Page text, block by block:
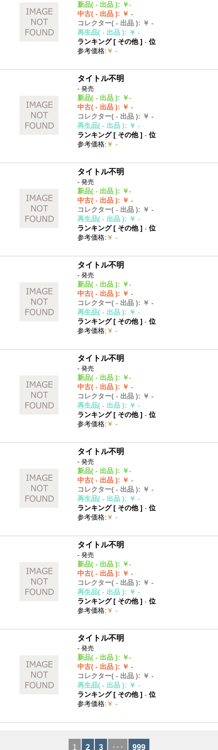
新品( - 出品 ): ￥-
中古( - 出品 ): ￥ -
コレクター( - 出品 ): ￥ -
再生品( - 出品 ): ￥ -
ランキング [ その他]- 位
参考価格: ￥ -
タイトル不明
- 発売
新品( - 出品 ): ￥-
中古( - 出品 ): ￥ -
コレクター( - 出品 ): ￥ -
再生品( - 出品 ): ￥ -
ランキング [ その他]- 位
参考価格: ￥ -
タイトル不明
- 発売
新品( - 出品 ): ￥-
中古( - 出品 ): ￥ -
コレクター( - 出品 ): ￥ -
再生品( - 出品 ): ￥ -
ランキング [ その他]- 位
参考価格: ￥ -
タイトル不明
- 発売
新品( - 出品 ): ￥-
中古( - 出品 ): ￥ -
コレクター( - 出品 ): ￥ -
再生品( - 出品 ): ￥ -
ランキング [ その他]- 位
参考価格: ￥ -
タイトル不明
- 発売
新品( - 出品 ): ￥-
中古( - 出品 ): ￥ -
コレクター( - 出品 ): ￥ -
再生品( - 出品 ): ￥ -
ランキング [ その他]- 位
参考価格: ￥ -
タイトル不明
- 発売
新品( - 出品 ): ￥-
中古( - 出品 ): ￥ -
コレクター( - 出品 ): ￥ -
再生品( - 出品 ): ￥ -
ランキング [ その他]- 位
参考価格: ￥ -
タイトル不明
- 発売
新品( - 出品 ): ￥-
中古( - 出品 ): ￥ -
コレクター( - 出品 ): ￥ -
再生品( - 出品 ): ￥ -
ランキング [ その他]- 位
参考価格: ￥ -
タイトル不明
- 発売
新品( - 出品 ): ￥-
中古( - 出品 ): ￥ -
コレクター( - 出品 ): ￥ -
再生品( - 出品 ): ￥ -
ランキング [ その他]- 位
参考価格: ￥ -
1 2 3 ･･･ 999